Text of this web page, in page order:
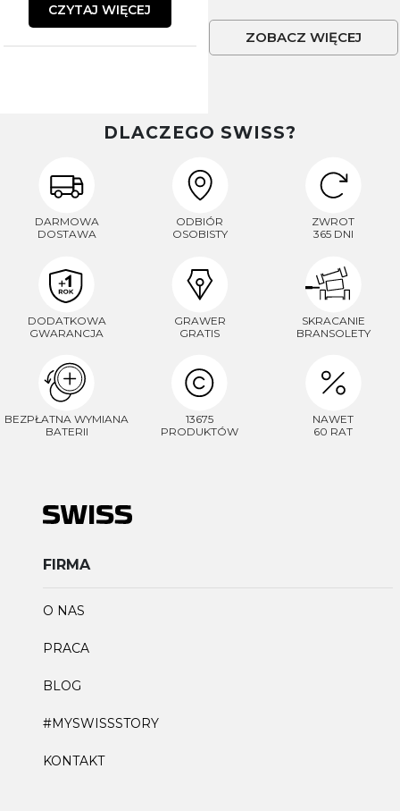
CZYTAJ WIĘCEJ
ZOBACZ WIĘCEJ
DLACZEGO SWISS?
DARMOWA
DOSTAWA
ODBIÓR
OSOBISTY
ZWROT
365 DNI
DODATKOWA
GWARANCJA
GRAWER
GRATIS
SKRACANIE
BRANSOLETY
BEZPŁATNA WYMIANA
BATERII
13675
PRODUKTÓW
NAWET
60 RAT
FIRMA
O NAS
PRACA
BLOG
#MYSWISSSTORY
KONTAKT